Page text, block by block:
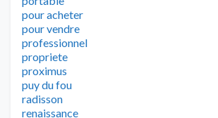
pour acheter
pour vendre
professionnel
propriete
proximus
puy du fou
radisson
renaissance